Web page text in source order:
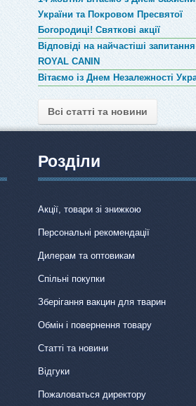
України та Покровом Пресвятої
Богородиці! Святкові акції
Відповіді на найчастіші
ROYAL CANIN
Вітаємо із Днем Незалежності
Всі статті та новини
Розділи
Акції, товари зі знижкою
Персональні рекомендації
Дилерам та оптовикам
Спільні покупки
Зберігання вакцин для тварин
Обмін і повернення товару
Статті та новини
Відгуки
Пожаловаться директору